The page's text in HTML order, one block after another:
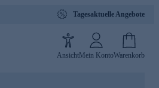
Tagesaktuelle Angebote
AnsichtMein KontoWarenkorb